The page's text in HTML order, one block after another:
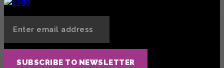
SUBSCRIBE TO NEWSLETTER